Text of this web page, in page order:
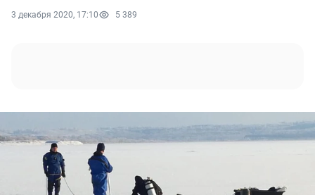
3 декабря 2020, 17:10 5 389